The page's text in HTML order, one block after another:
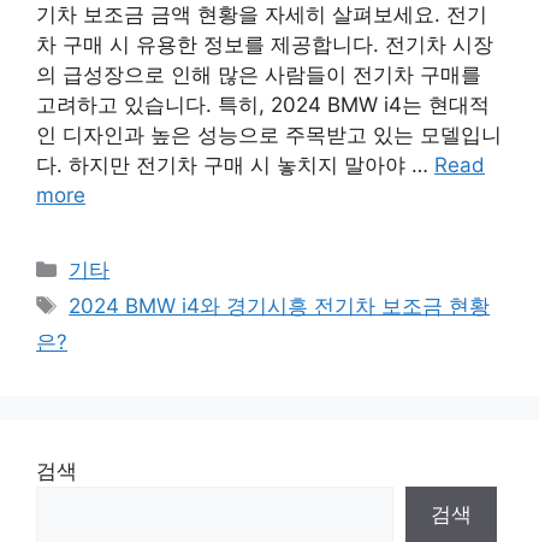
기차 보조금 금액 현황을 자세히 살펴보세요. 전기
차 구매 시 유용한 정보를 제공합니다. 전기차 시장
의 급성장으로 인해 많은 사람들이 전기차 구매를
고려하고 있습니다. 특히, 2024 BMW i4는 현대적
인 디자인과 높은 성능으로 주목받고 있는 모델입니
다. 하지만 전기차 구매 시 놓치지 말아야 … Read
more
Categories
기타
Tags
2024 BMW i4와 경기시흥 전기차 보조금 현황
은?
검색
검색